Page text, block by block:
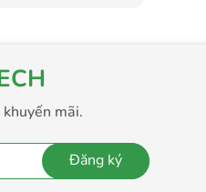
mãi.
Đăng ký